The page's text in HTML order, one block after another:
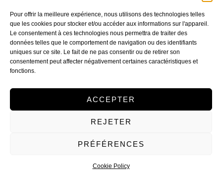
Pour offrir la meilleure expérience, nous utilisons des technologies telles
que les cookies pour stocker et/ou accéder aux informations sur l'appareil.
Le consentement à ces technologies nous permettra de traiter des
données telles que le comportement de navigation ou des identifiants
uniques sur ce site. Le fait de ne pas consentir ou de retirer son
consentement peut affecter négativement certaines caractéristiques et
fonctions.
ACCEPTER
REJETER
PRÉFÉRENCES
Cookie Policy
Lien utiles
CGU
Politique de confidentialité
Contact
© 2025 – Tous droits réservés.